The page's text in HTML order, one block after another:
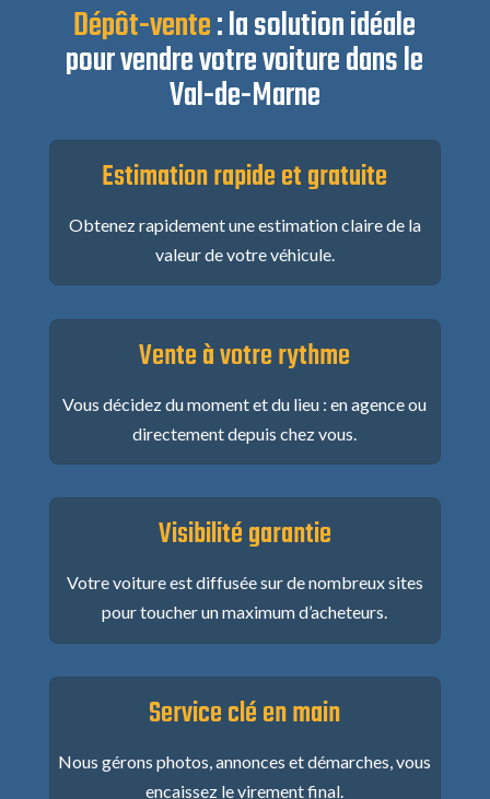
Dépôt-vente: la solution idéale
pour vendre votre voiture dans le
Val-de-Marne
Estimation rapide et gratuite
Obtenez rapidement une estimation claire de la
valeur de votre véhicule.
Vente à votre rythme
Vous décidez du moment et du lieu : en agence ou
directement depuis chez vous.
Visibilité garantie
Votre voiture est diffusée sur de nombreux sites
pour toucher un maximum d’acheteurs.
Service clé en main
Nous gérons photos, annonces et démarches, vous
encaissez le virement final.